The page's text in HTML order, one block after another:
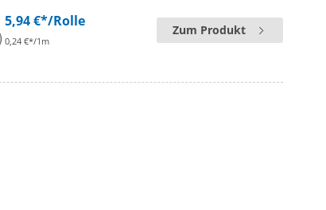
5,94 €*/Rolle
0,24 €*/1m
Zum Produkt